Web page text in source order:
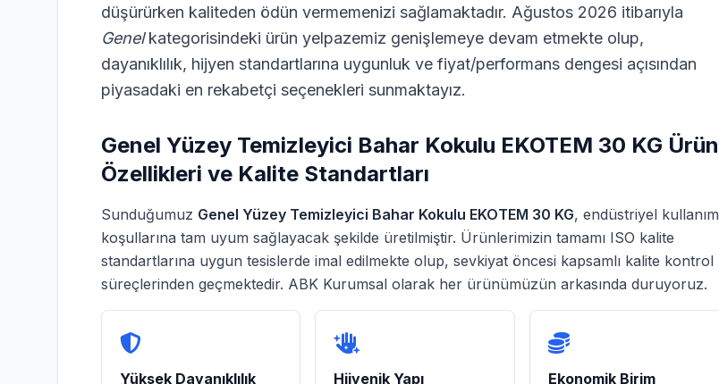
düşürürken kaliteden ödün vermemenizi sağlamaktadır. Ağustos 2026 itibarıyla
Genelkategorisindeki ürün yelpazemiz genişlemeye devam etmekte olup,
dayanıklılık, hijyen standartlarına uygunluk ve fiyat/performans dengesi açısından
piyasadaki en rekabetçi seçenekleri sunmaktayız.
Genel Yüzey Temizleyici Bahar Kokulu EKOTEM 30 KG Ürün
Özellikleri ve Kalite Standartları
Sunduğumuz Genel Yüzey Temizleyici Bahar Kokulu EKOTEM 30 KG, endüstriyel kullanım
koşullarına tam uyum sağlayacak şekilde üretilmiştir. Ürünlerimizin tamamı ISO kalite
standartlarına uygun tesislerde imal edilmekte olup, sevkiyat öncesi kapsamlı kalite kontrol
süreçlerinden geçmektedir. ABK Kurumsal olarak her ürünümüzün arkasında duruyoruz.
Yüksek Dayanıklılık Hijyenik Yapı
Ekonomik Birim